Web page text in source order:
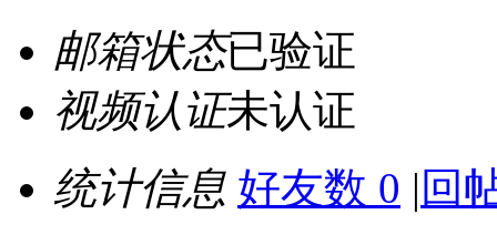
邮箱状态已验证
视频认证未认证
统计信息 好友数 0 | 回